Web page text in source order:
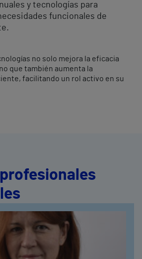
y tecnologías para
funcionales de
no solo mejora la eficacia
que también aumenta la
facilitando un rol activo en su